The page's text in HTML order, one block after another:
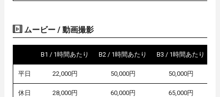
ムービー / 動画撮影
B1 / 1時間あたり B2 / 1時間あたり B3 / 1時間あたり
平日 22,000円 50,000円 50,000円
休日 28,000円 60,000円 65,000円